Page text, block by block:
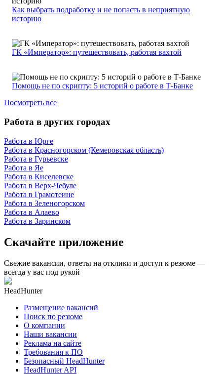
Как выбрать подработку и не попасть в неприятную
историю
ГК «Император»: путешествовать, работая вахтой
Помощь не по скрипту: 5 историй о работе в Т-Банке
Посмотреть все
Работа в других городах
Работа в Юрге
Работа в Красногорском (Кемеровская область)
Работа в Гурьевске
Работа в Яе
Работа в Киселевске
Работа в Верх-Чебуле
Работа в Грамотеине
Работа в Зеленогорском
Работа в Алаево
Работа в Заринском
Скачайте приложение
Свежие вакансии, ответы на отклики и доступ к резюме —
всегда у вас под рукой
HeadHunter
Размещение вакансий
Поиск по резюме
О компании
Наши вакансии
Реклама на сайте
Требования к ПО
Безопасный HeadHunter
HeadHunter API